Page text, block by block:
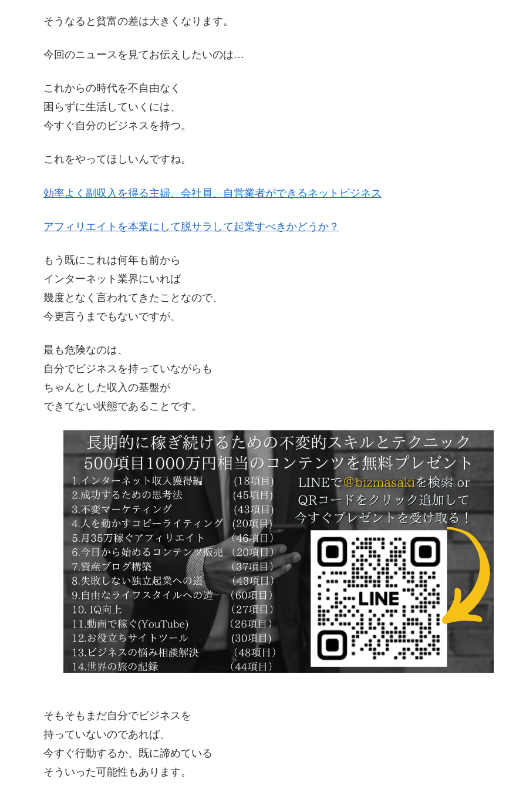
そうなると貧富の差は大きくなります。
今回のニュースを見てお伝えしたいのは…
これからの時代を不自由なく
困らずに生活していくには、
今すぐ自分のビジネスを持つ。
これをやってほしいんですね。
効率よく副収入を得る主婦、会社員、自営業者ができるネットビジネス
アフィリエイトを本業にして脱サラして起業すべきかどうか？
もう既にこれは何年も前から
インターネット業界にいれば
幾度となく言われてきたことなので、
今更言うまでもないですが、
最も危険なのは、
自分でビジネスを持っていながらも
ちゃんとした収入の基盤が
できてない状態であることです。
そもそもまだ自分でビジネスを
持っていないのであれば、
今すぐ行動するか、既に諦めている
そういった可能性もあります。